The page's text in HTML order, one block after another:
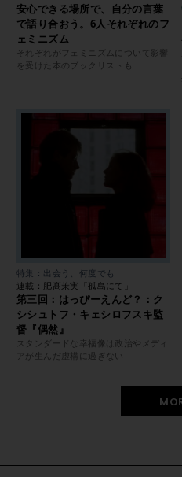
安心できる場所で、自分の言葉
で語り合おう。6人それぞれのフ
ェミニズム
それぞれがフェミニズムについて影響
を受けた本のブックリストも
特集：出会う、何度でも
連載：肥髙茉実「孤島にて」
第三回：はっぴーえんど？：ク
シシュトフ・キェシロフスキ監
督『偶然』
スタンダードな幸福像は政治やメディ
アが生んだ虚構に過ぎない